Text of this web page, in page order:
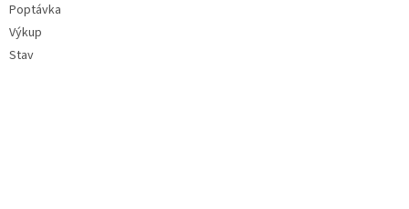
Poptávka
Výkup
Stav